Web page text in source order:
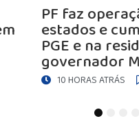
em quatro
mandados na
do ex-
Mendes
GERAL
4